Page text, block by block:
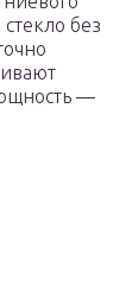
без
—